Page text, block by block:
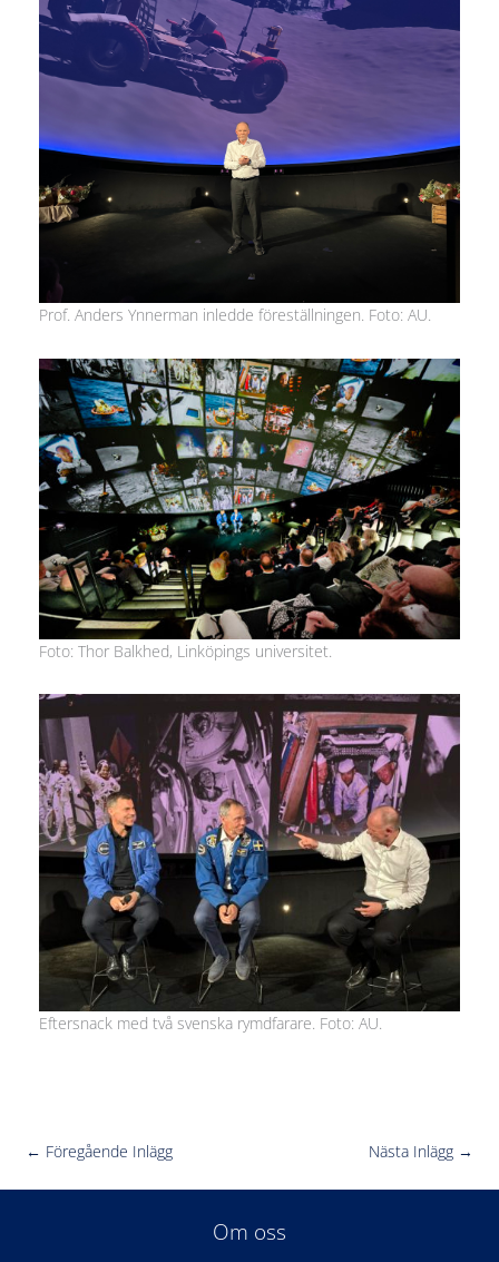
Prof. Anders Ynnerman inledde föreställningen. Foto: AU.
Foto: Thor Balkhed, Linköpings universitet.
Eftersnack med två svenska rymdfarare. Foto: AU.
← Föregående Inlägg Nästa Inlägg →
Om oss